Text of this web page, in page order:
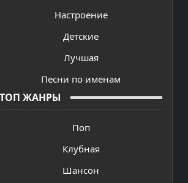
Настроение
Детские
Лучшая
Песни по именам
ТОП ЖАНРЫ
Поп
Клубная
Шансон